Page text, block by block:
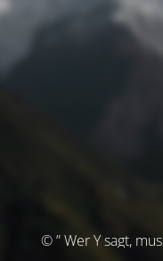
© ” Wer Y sagt,